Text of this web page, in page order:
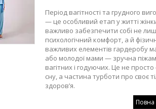
Період вагітності та грудного
— це особливий етап у житті
важливо забезпечити собі не
психологічний комфорт, а й
важливих елементів гардеробу
або молодої мами — зручна
вагітних і годуючих. Це не просто
сну, а частина турботи про своє
здоров’я.
Повна